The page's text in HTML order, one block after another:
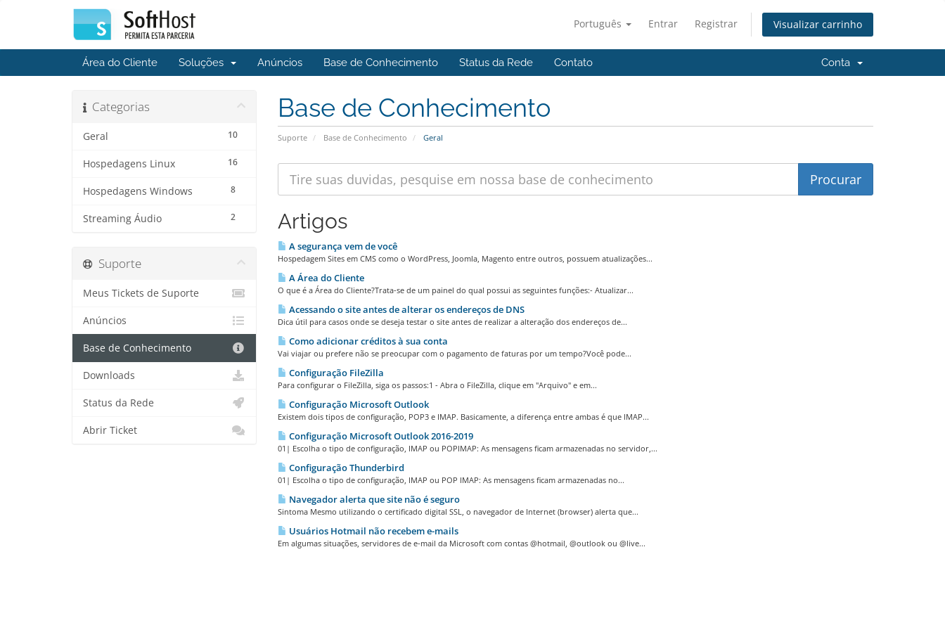
Português Entrar Registrar Visualizar carrinho
Área do Cliente Soluções Anúncios Base de Conhecimento Status da Rede Contato Conta
Base de Conhecimento
Suporte Base de Conhecimento Geral
Categorias
10
Geral
16
Hospedagens Linux
8
Hospedagens Windows
2
Streaming Áudio Artigos
A segurança vem de você
Hospedagem Sites em CMS como o WordPress, Joomla, Magento entre outros, possuem atualizações...
A Área do Cliente
O que é a Área do Cliente?Trata-se de um painel do qual possui as seguintes funções:- Atualizar...
Acessando o site antes de alterar os endereços de DNS
Dica útil para casos onde se deseja testar o site antes de realizar a alteração dos endereços de...
Como adicionar créditos à sua conta
Vai viajar ou prefere não se preocupar com o pagamento de faturas por um tempo?Você pode...
Configuração FileZilla
Para configurar o FileZilla, siga os passos:1 - Abra o FileZilla, clique em "Arquivo" e em...
Configuração Microsoft Outlook
Existem dois tipos de configuração, POP3 e IMAP. Basicamente, a diferença entre ambas é que IMAP...
Configuração Microsoft Outlook 2016-2019
01| Escolha o tipo de configuração, IMAP ou POPIMAP: As mensagens ficam armazenadas no servidor,...
Configuração Thunderbird
01| Escolha o tipo de configuração, IMAP ou POP IMAP: As mensagens ficam armazenadas no...
Navegador alerta que site não é seguro
Sintoma Mesmo utilizando o certificado digital SSL, o navegador de Internet (browser) alerta que...
Usuários Hotmail não recebem e-mails
Em algumas situações, servidores de e-mail da Microsoft com contas @hotmail, @outlook ou @live...
Suporte
Meus Tickets de Suporte
Anúncios
Base de Conhecimento
Downloads
Status da Rede
Abrir Ticket